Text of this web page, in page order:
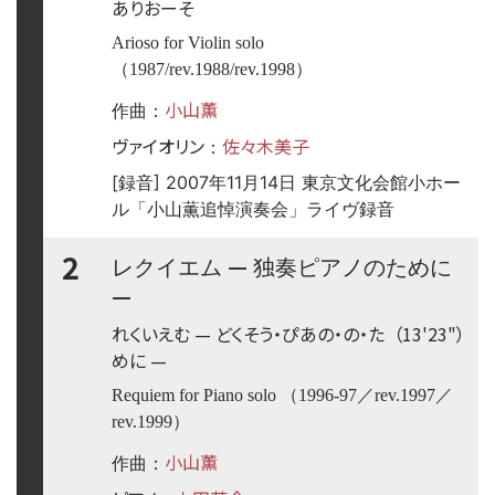
ありおーそ
Arioso for Violin solo
（1987/rev.1988/rev.1998）
作曲： 小山薫
ヴァイオリン ： 佐々木美子
[録音] 2007年11月14日 東京文化会館小ホー
ル「小山薫追悼演奏会」ライヴ録音
2 レクイエム — 独奏ピアノのために
—
（13'23"）
れくいえむ — どくそう・ぴあの・の・た
めに —
Requiem for Piano solo （1996-97／rev.1997／
rev.1999）
作曲： 小山薫